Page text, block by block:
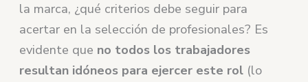
la marca, ¿qué criterios debe seguir para
acertar en la selección de profesionales? Es
evidente que no todos los trabajadores
resultan idóneos para ejercer este rol (lo